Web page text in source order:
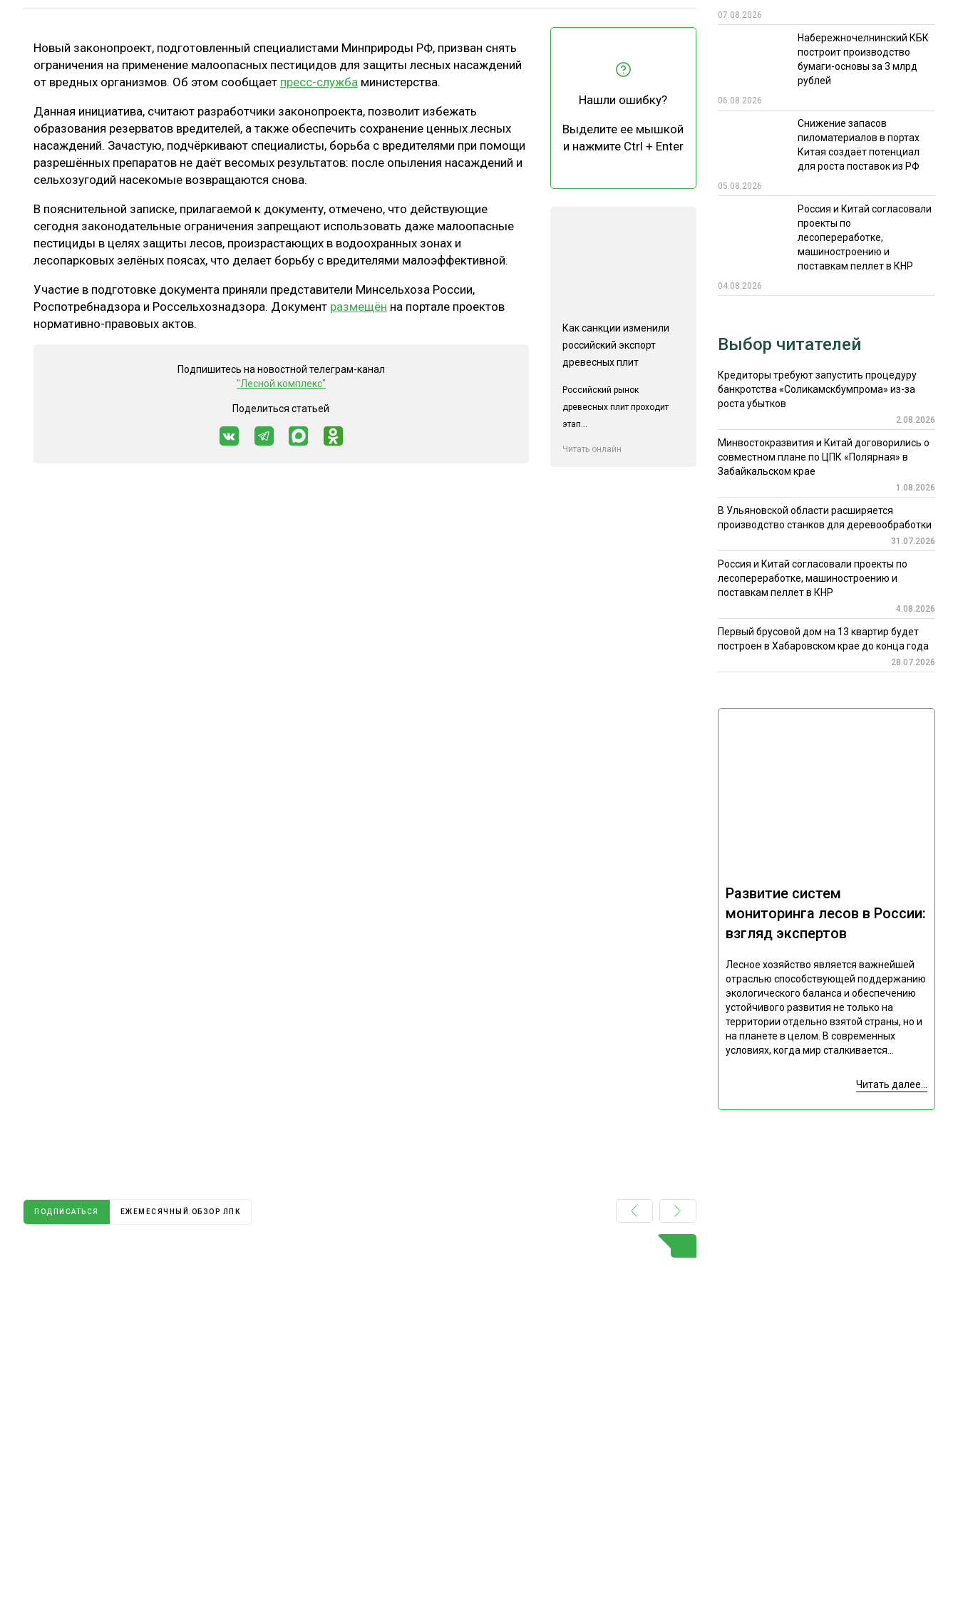
ЛЕСОВОССТАНОВЛЕНИЕ И ЗАЩИТА
ЦБП
СУШКА ДРЕВЕСИНЫ РЫНОК
ОТРАСЛЕВАЯ ДИСКУССИЯ
РЫНКИ СБЫТА
ЭКСПЕРТНОЕ МНЕНИЕ
ИТОГИ МЕРОПРИЯТИЙ
Новый законопроект, подготовленный специалистами Минприроды РФ, призван снять
ограничения на применение малоопасных пестицидов для защиты лесных насаждений
от вредных организмов. Об этом сообщает пресс-служба министерства.
Данная инициатива, считают разработчики законопроекта, позволит избежать
образования резерватов вредителей, а также обеспечить сохранение ценных лесных
насаждений. Зачастую, подчёркивают специалисты, борьба с вредителями при помощи
разрешённых препаратов не даёт весомых результатов: после опыления насаждений и
сельхозугодий насекомые возвращаются снова.
В пояснительной записке, прилагаемой к документу, отмечено, что действующие
сегодня законодательные ограничения запрещают использовать даже малоопасные
пестициды в целях защиты лесов, произрастающих в водоохранных зонах и
лесопарковых зелёных поясах, что делает борьбу с вредителями малоэффективной.
Участие в подготовке документа приняли представители Минсельхоза России,
Роспотребнадзора и Россельхознадзора. Документ размещён на портале проектов
нормативно-правовых актов.
Подпишитесь на новостной телеграм-канал
"Лесной комплекс"
Поделиться статьей
Нашли ошибку?
Выделите ее мышкой
и нажмите Ctrl + Enter
Как санкции изменили
российский экспорт
древесных плит
Российский рынок
древесных плит проходит
этап...
Читать онлайн
07.08.2026
Набережночелнинский КБК
построит производство
бумаги-основы за 3 млрд
рублей
06.08.2026
Снижение запасов
пиломатериалов в портах
Китая создаёт потенциал
для роста поставок из РФ
05.08.2026
Россия и Китай согласовали
проекты по
лесопереработке,
машиностроению и
поставкам пеллет в КНР
04.08.2026
Развитие систем
мониторинга лесов в России:
взгляд экспертов
Лесное хозяйство является важнейшей
отраслью способствующей поддержанию
экологического баланса и обеспечению
устойчивого развития не только на
территории отдельно взятой страны, но и
на планете в целом. В современных
условиях, когда мир сталкивается...
Читать далее...
ПОДПИСАТЬСЯ ЕЖЕМЕСЯЧНЫЙ ОБЗОР ЛПК
Выбор читателей
Кредиторы требуют запустить процедуру
банкротства «Соликамскбумпрома» из-за
роста убытков
2.08.2026
Минвостокразвития и Китай договорились о
совместном плане по ЦПК «Полярная» в
Забайкальском крае
1.08.2026
В Ульяновской области расширяется
производство станков для деревообработки
31.07.2026
Россия и Китай согласовали проекты по
лесопереработке, машиностроению и
поставкам пеллет в КНР
4.08.2026
Первый брусовой дом на 13 квартир будет
построен в Хабаровском крае до конца года
28.07.2026